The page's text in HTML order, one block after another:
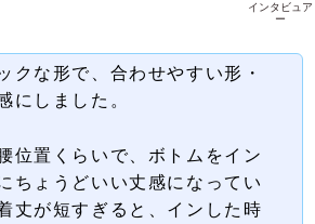
インタビュア
ー
クな形で、合わせやすい形・
にしました。
位置くらいで、ボトムをイン
ちょうどいい丈感になってい
丈が短すぎると、インした時